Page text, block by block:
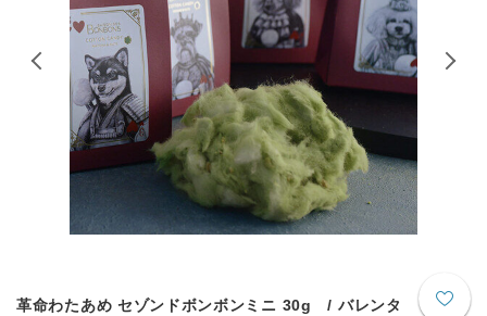
革命わたあめ セゾンドボンボンミニ 30g / バレンタ